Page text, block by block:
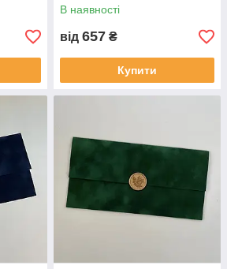
В наявності
від 657 ₴
Купити